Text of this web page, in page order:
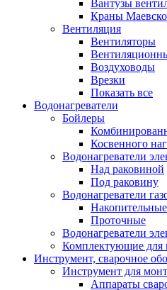
Вантузы
Краны
Вентиляция
Вентиляторы
Воздуховоды
Врезки
Показать все
Водонагреватели
Бойлеры
Косвенного
Водонагреватели
Над раковиной
Под раковину
Водонагреватели
Накопительные
Проточные
Водонагреватели
Комплектующие для
Инструмент, сварочное
Инструмент для
Аппараты